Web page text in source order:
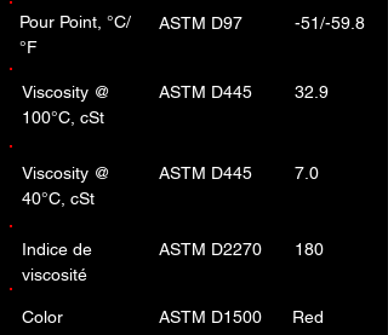
Pour Point, °C/
°F
ASTM D97 -51/-59.8
Viscosity @
100°C, cSt
ASTM D445 32.9
Viscosity @
40°C, cSt
ASTM D445 7.0
Indice de
viscosité
ASTM D2270 180
Color ASTM D1500 Red